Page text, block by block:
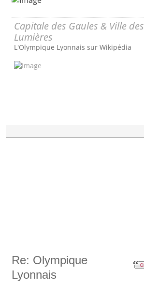
Capitale des Gaules & Ville des
Lumières
L'Olympique Lyonnais sur Wikipédia
Re: Olympique
Lyonnais